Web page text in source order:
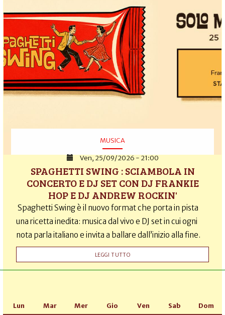
MUSICA
Ven, 25/09/2026 - 21:00
SPAGHETTI SWING : SCIAMBOLA IN
CONCERTO E DJ SET CON DJ FRANKIE
HOP E DJ ANDREW ROCKIN'
Spaghetti Swing è il nuovo format che porta in pista
una ricetta inedita: musica dal vivo e DJ set in cui ogni
nota parla italiano e invita a ballare dall’inizio alla fine.
LEGGI TUTTO
Lun Mar Mer Gio Ven Sab Dom